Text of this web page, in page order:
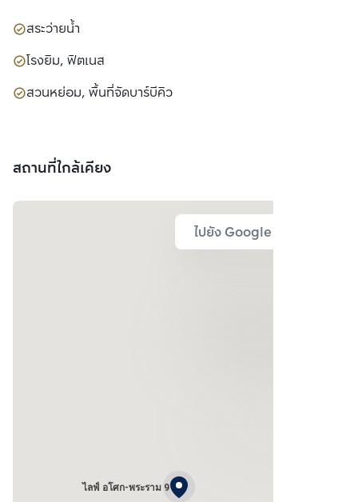
สระว่ายน้ำ
โรงยิม, ฟิตเนส
สวนหย่อม, พื้นที่จัดบาร์บีคิว
สถานที่ใกล้เคียง
ไปยัง Google Map
ไลฟ์ อโศก-พระราม 9